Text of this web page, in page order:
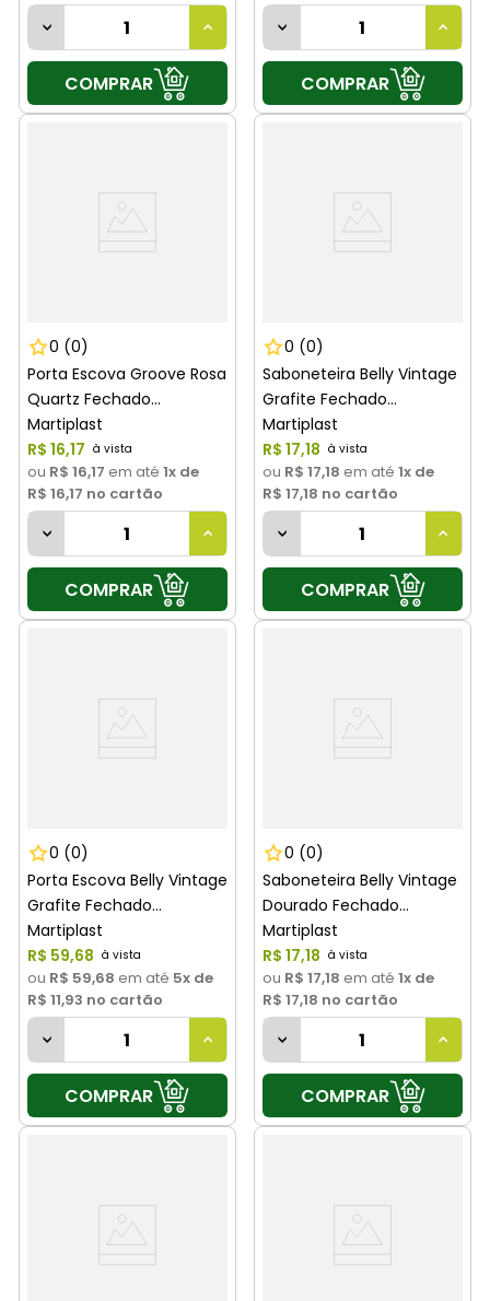
COMPRAR COMPRAR
0 (0)
Porta Escova Groove Rosa
Quartz Fechado
Martiplast
R$ 16,17
ou R$ 16,17 em até 1x de
R$ 16,17 no cartão
COMPRAR
0 (0)
Saboneteira Belly Vintage
Grafite Fechado
Martiplast
R$ 17,18
ou R$ 17,18 em até 1x de
R$ 17,18 no cartão
COMPRAR
0 (0)
Porta Escova Belly Vintage
Grafite Fechado
Martiplast
R$ 59,68
ou R$ 59,68 em até 5x de
R$ 11,93 no cartão
COMPRAR
0 (0)
Saboneteira Belly Vintage
Dourado Fechado
Martiplast
R$ 17,18
ou R$ 17,18 em até 1x de
R$ 17,18 no cartão
COMPRAR